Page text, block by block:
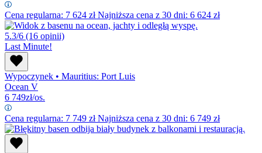
Cena regularna: 7 624 złNajniższa cena z 30 dni: 6 624 zł
5.3/6 (16 opinii)
Last Minute!
Wypoczynek • Mauritius: Port Luis
Ocean V
6 749zł/os.
Cena regularna: 7 749 złNajniższa cena z 30 dni: 6 749 zł